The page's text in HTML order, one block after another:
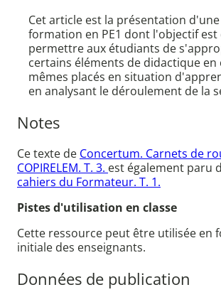
Cet article est la présentation
formation en PE1 dont l'objectif est
permettre aux étudiants de
certains éléments de didactique en
mêmes placés en situation
en analysant le déroulement de la
Notes
Ce texte de Concertum. Carnets de
COPIRELEM. T. 3. est également paru
cahiers du Formateur. T. 1.
Pistes d'utilisation en classe
Cette ressource peut être utilisée en
initiale des enseignants.
Données de publication